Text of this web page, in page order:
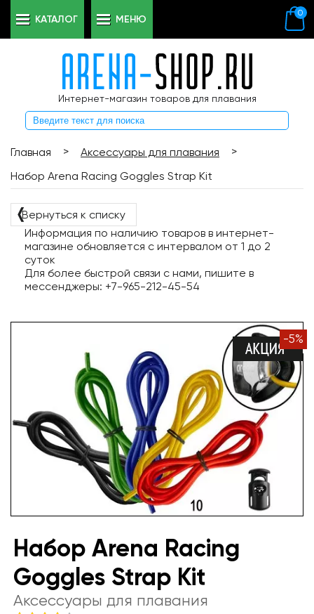
Интернет-магазин товаров для плавания
0
КАТАЛОГ МЕНЮ
Главная > Аксессуары для плавания
>
Набор Arena Racing Goggles Strap Kit
❬Вернуться к списку
Информация по наличию товаров в интернет-
магазине обновляется с интервалом от 1 до 2
суток
Для более быстрой связи с нами, пишите в
мессенджеры: +7-965-212-45-54
-5%
Набор Arena Racing
Goggles Strap Kit
Аксессуары для плавания